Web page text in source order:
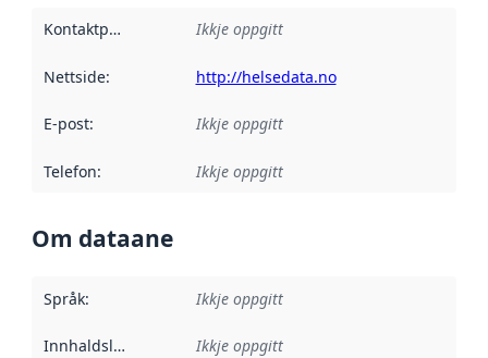
Kontaktpunkt Ikkje oppgitt
Nettside: http://helsedata.no
E-post: Ikkje oppgitt
Telefon: Ikkje oppgitt
Om dataane
Språk: Ikkje oppgitt
Innhaldsleverandørar :
Ikkje oppgitt